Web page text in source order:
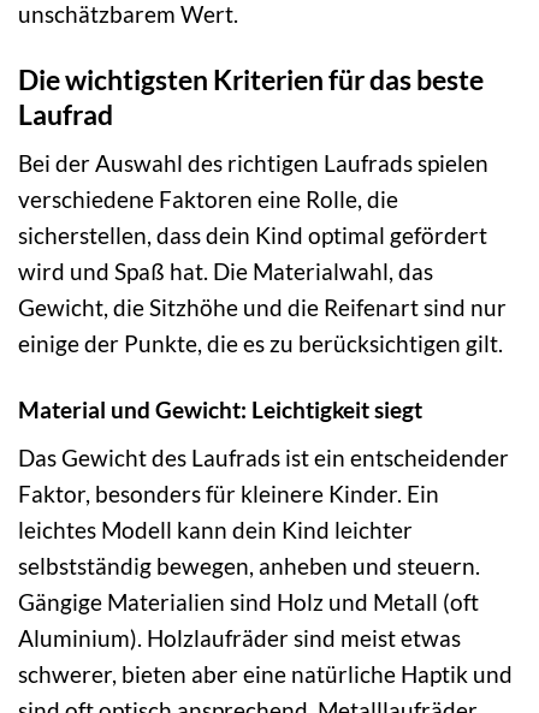
unschätzbarem Wert.
Die wichtigsten Kriterien für das beste
Laufrad
Bei der Auswahl des richtigen Laufrads spielen
verschiedene Faktoren eine Rolle, die
sicherstellen, dass dein Kind optimal gefördert
wird und Spaß hat. Die Materialwahl, das
Gewicht, die Sitzhöhe und die Reifenart sind nur
einige der Punkte, die es zu berücksichtigen gilt.
Material und Gewicht: Leichtigkeit siegt
Das Gewicht des Laufrads ist ein entscheidender
Faktor, besonders für kleinere Kinder. Ein
leichtes Modell kann dein Kind leichter
selbstständig bewegen, anheben und steuern.
Gängige Materialien sind Holz und Metall (oft
Aluminium). Holzlaufräder sind meist etwas
schwerer, bieten aber eine natürliche Haptik und